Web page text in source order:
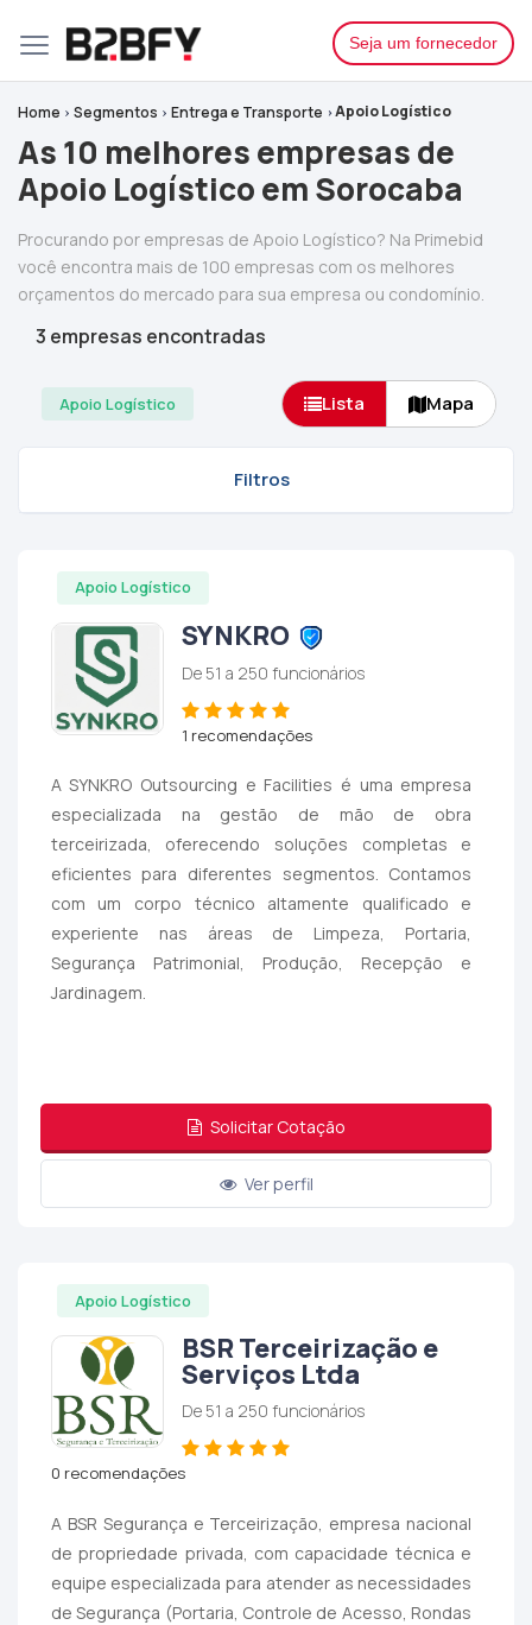
Seja um fornecedor
Home Segmentos Entrega e Transporte Apoio Logístico
As 10 melhores empresas de
Apoio Logístico em Sorocaba
Procurando por empresas de Apoio Logístico? Na Primebid
você encontra mais de 100 empresas com os melhores
orçamentos do mercado para sua empresa ou condomínio.
3 empresas encontradas
Apoio Logístico Lista Mapa
Filtros
Apoio Logístico
SYNKRO
De 51 a 250 funcionários
1 recomendações
A SYNKRO Outsourcing e Facilities é uma empresa
especializada na gestão de mão de obra
terceirizada, oferecendo soluções completas e
eficientes para diferentes segmentos. Contamos
com um corpo técnico altamente qualificado e
experiente nas áreas de Limpeza, Portaria,
Segurança Patrimonial, Produção, Recepção e
Jardinagem.
Solicitar Cotação
Ver perfil
Apoio Logístico
BSR Terceirização e
Serviços Ltda
De 51 a 250 funcionários
0 recomendações
A BSR Segurança e Terceirização, empresa nacional
de propriedade privada, com capacidade técnica e
equipe especializada para atender as necessidades
de Segurança (Portaria, Controle de Acesso, Rondas